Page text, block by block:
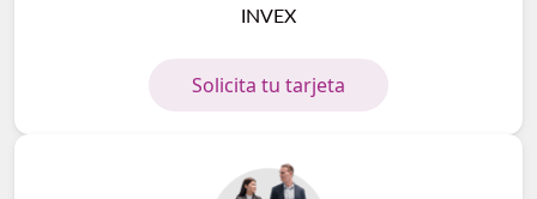
INVEX
Solicita tu tarjeta